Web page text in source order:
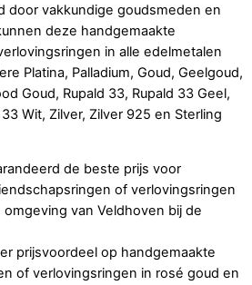
door vakkundige goudsmeden en
deze handgemaakte
in alle edelmetalen
Platina, Palladium, Goud, Geelgoud,
Goud, Rupald 33, Rupald 33 Geel,
Wit, Zilver, Zilver 925 en Sterling
de beste prijs voor
of verlovingsringen
van Veldhoven bij de
prijsvoordeel op handgemaakte
of verlovingsringen in rosé goud en